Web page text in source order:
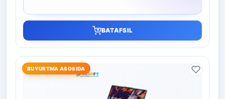
BATAFSIL
BUYURTMA ASOSIDA